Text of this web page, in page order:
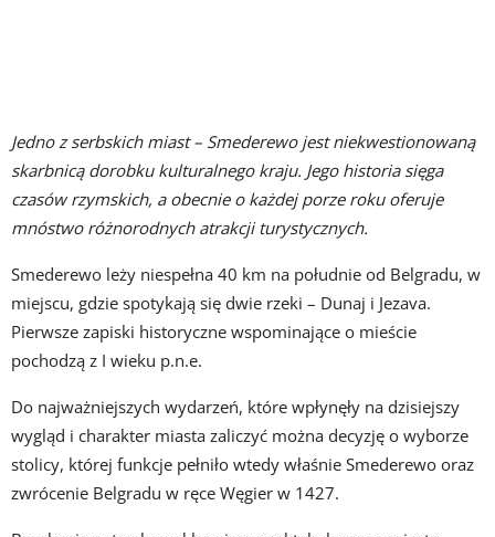
Jedno z serbskich miast – Smederewo jest niekwestionowaną
skarbnicą dorobku kulturalnego kraju. Jego historia sięga
czasów rzymskich, a obecnie o każdej porze roku oferuje
mnóstwo różnorodnych atrakcji turystycznych.
Smederewo leży niespełna 40 km na południe od Belgradu, w
miejscu, gdzie spotykają się dwie rzeki – Dunaj i Jezava.
Pierwsze zapiski historyczne wspominające o mieście
pochodzą z I wieku p.n.e.
Do najważniejszych wydarzeń, które wpłynęły na dzisiejszy
wygląd i charakter miasta zaliczyć można decyzję o wyborze
stolicy, której funkcje pełniło wtedy właśnie Smederewo oraz
zwrócenie Belgradu w ręce Węgier w 1427.